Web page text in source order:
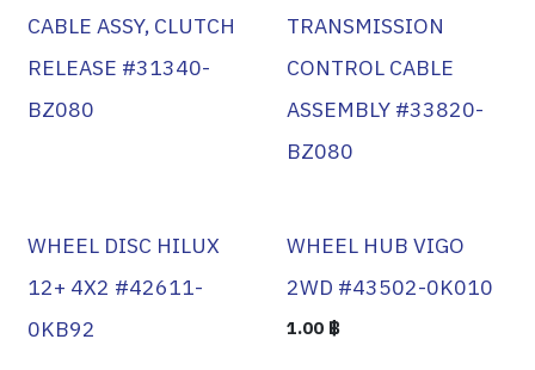
CABLE ASSY, CLUTCH
RELEASE #31340-
BZ080
TRANSMISSION
CONTROL CABLE
ASSEMBLY #33820-
BZ080
WHEEL DISC HILUX
12+ 4X2 #42611-
0KB92
WHEEL HUB VIGO
2WD #43502-0K010
1.00฿